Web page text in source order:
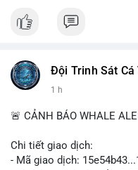
XRP và Ripple, ảnh hưởng
#ripple
📰 Nguồn: CoinDesk
Đội Trinh Sát Cá
1 h
🚨 CẢNH BÁO WHALE
Chi tiết giao dịch:
- Mã giao dịch: